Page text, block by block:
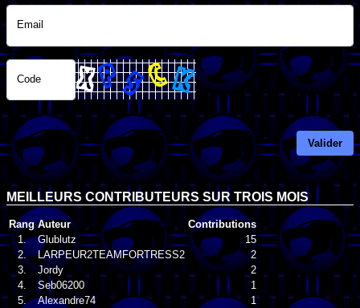
Email
Code
Valider
MEILLEURS CONTRIBUTEURS SUR TROIS MOIS
Rang Auteur
Contributions
1.
Glublutz
15
2.
LARPEUR2TEAMFORTRESS2
2
3.
Jordy
2
4.
Seb06200
1
5.
Alexandre74 1